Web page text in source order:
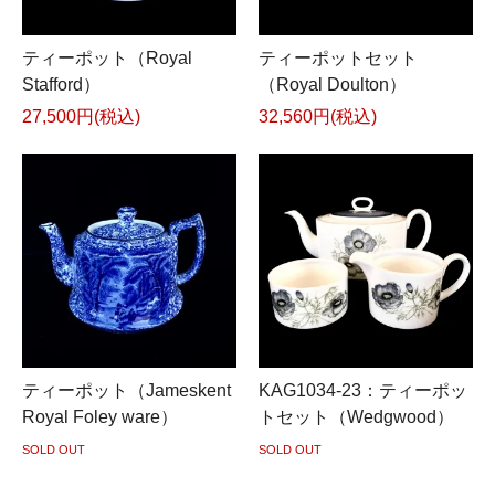
ティーポット（Royal
Stafford）
27,500円(税込)
ティーポットセット
（Royal Doulton）
32,560円(税込)
ティーポット（Jameskent
Royal Foley ware）
SOLD OUT
KAG1034-23：ティーポッ
トセット（Wedgwood）
SOLD OUT